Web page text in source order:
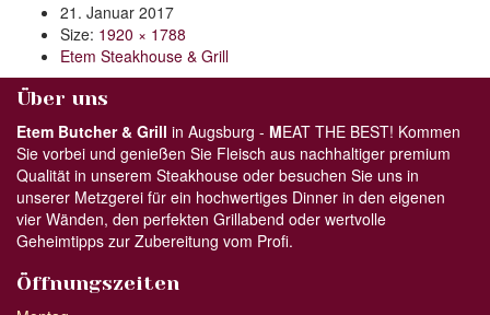
21. Januar 2017
Size: 1920 × 1788
Etem Steakhouse & Grill
Über uns
Etem Butcher & Grill in Augsburg - MEAT THE BEST! Kommen
Sie vorbei und genießen Sie Fleisch aus nachhaltiger premium
Qualität in unserem Steakhouse oder besuchen Sie uns in
unserer Metzgerei für ein hochwertiges Dinner in den eigenen
vier Wänden, den perfekten Grillabend oder wertvolle
Geheimtipps zur Zubereitung vom Profi.
Öffnungszeiten